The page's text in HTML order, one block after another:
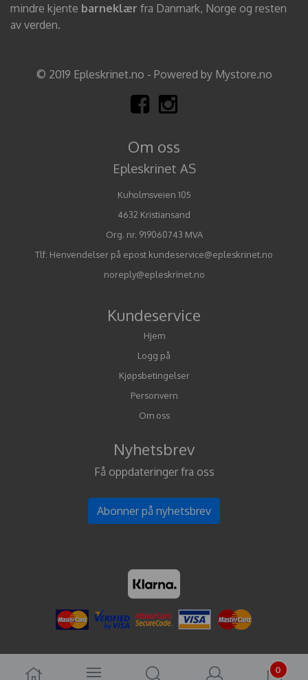
0
mindre kjente barneklær fra Danmark, Norge og resten
av verden.
© 2019 Epleskrinet.no - Powered by Mystore.no
Om oss
Epleskrinet AS
Kuholmsveien 105
4632 Kristiansand
Org. nr. 919060743 MVA
Tlf: Henvendelser på epost kundeservice@epleskrinet.no
noreply@epleskrinet.no
Kundeservice
Hjem
Logg på
Kjøpsbetingelser
Personvern
Om oss
Nyhetsbrev
Få oppdateringer fra oss
Abonner på nyhetsbrev